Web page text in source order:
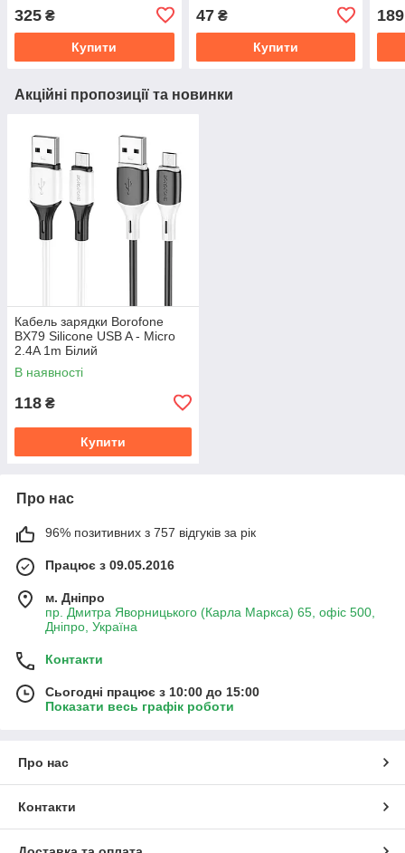
325 ₴
Купити
47₴
Купити
189
Акційні пропозиції та новинки
Кабель зарядки Borofone
BX79 Silicone USB A - Micro
2.4A 1m Білий
В наявності
118 ₴
Купити
Про нас
96% позитивних з 757 відгуків за рік
Працює з 09.05.2016
м. Дніпро
пр. Дмитра Яворницького (Карла Маркса) 65, офіс 500,
Дніпро, Україна
Контакти
Сьогодні працює з 10:00 до 15:00
Показати весь графік роботи
Про нас
Контакти